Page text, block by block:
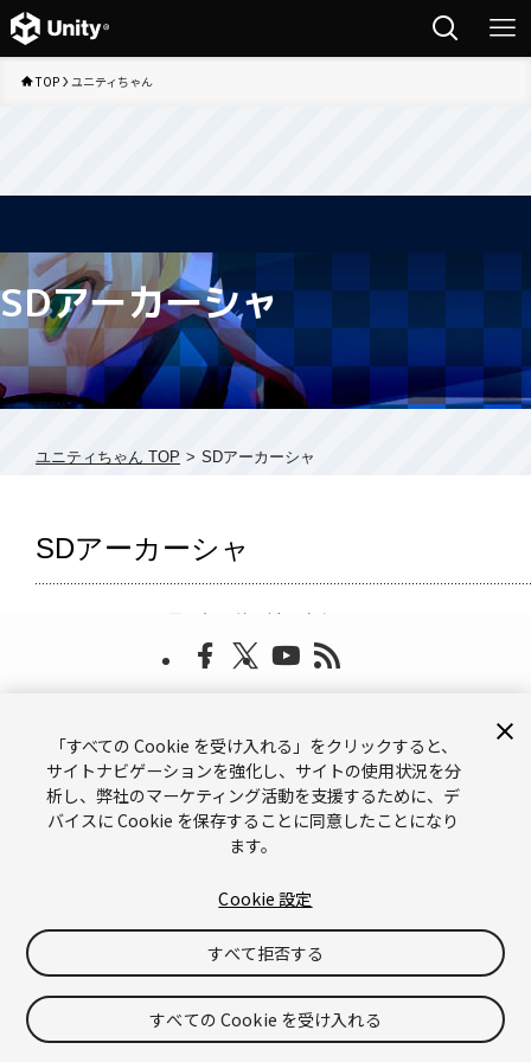
TOP ユニティちゃん
ブランドガイドライン（英語）
プライバシーポリシー（英語）
Legal（英語）
Cookies（英語）
Do Not Sell or Share My Personal Information（英語）
Copyright © 2026 Unity Technologies
びその他の国における Unity Technologies またはその関係会社の商標または
「すべての Cookie を受け入れる」をクリックすると、
サイトナビゲーションを強化し、サイトの使用状況を分
析し、弊社のマーケティング活動を支援するために、デ
バイスに Cookie を保存することに同意したことになり
ます。
Cookie 設定
すべて拒否する
すべての Cookie を受け入れる